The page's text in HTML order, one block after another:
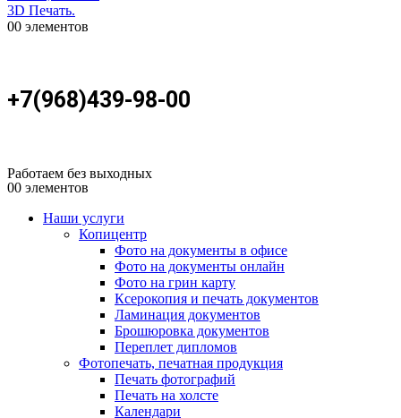
00 элементов
+7(968)439-98-00
Работаем без выходных
00 элементов
Наши услуги
Копицентр
Фото на документы в офисе
Фото на документы онлайн
Фото на грин карту
Ксерокопия и печать документов
Ламинация документов
Брошюровка документов
Переплет дипломов
Фотопечать, печатная продукция
Печать фотографий
Печать на холсте
Календари